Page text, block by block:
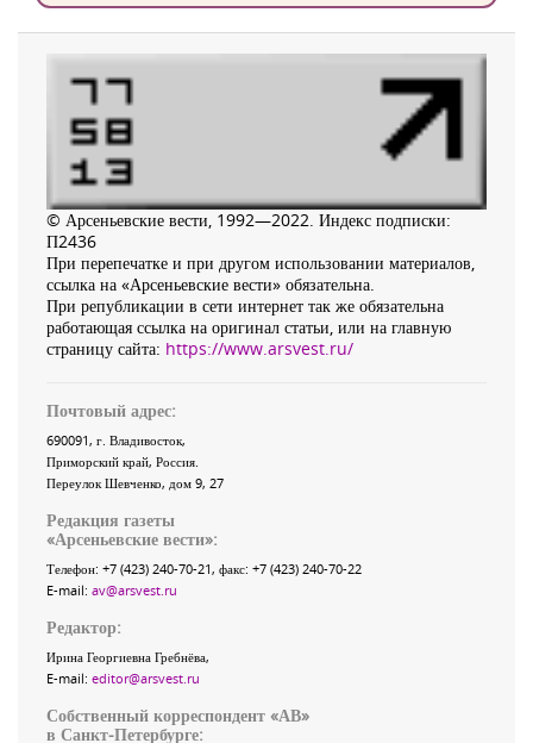
© Арсеньевские вести, 1992—2022. Индекс подписки:
П2436
При перепечатке и при другом использовании материалов,
ссылка на «Арсеньевские вести» обязательна.
При републикации в сети интернет так же обязательна
работающая ссылка на оригинал статьи, или на главную
страницу сайта: https://www.arsvest.ru/
Почтовый адрес:
690091, г. Владивосток,
Приморский край, Россия
Переулок Шевченко, дом 9, 27
Редакция газеты
«Арсеньевские вести»:
Телефон: +7 (423) 240-70-21, факс: +7 (423) 240-70-22
E-mail: av@arsvest.ru
Редактор:
Ирина Георгиевна Гребнёва,
E-mail: editor@arsvest.ru
Собственный корреспондент «АВ»
в Санкт-Петербурге: